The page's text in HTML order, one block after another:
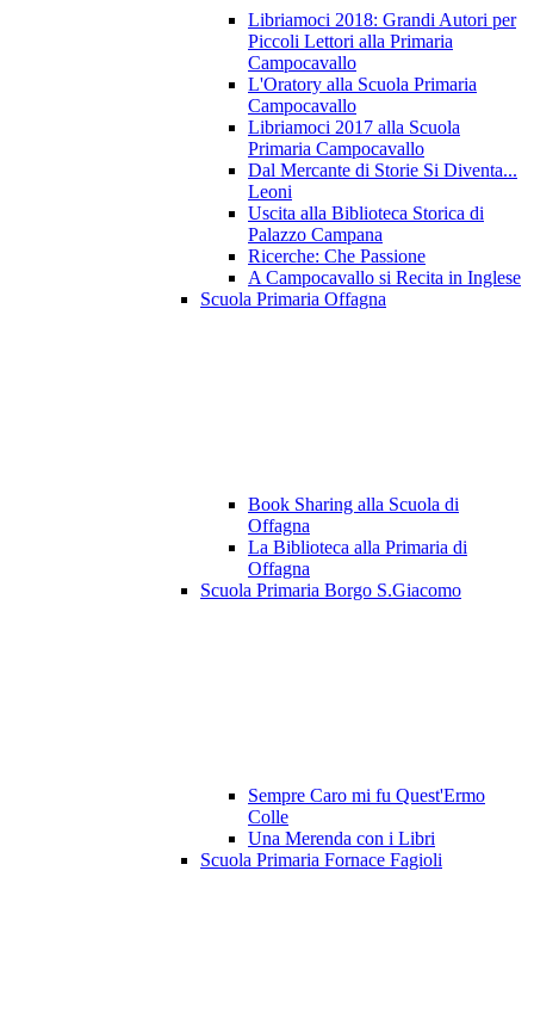
Libriamoci 2018: Grandi Autori per
Piccoli Lettori alla Primaria
Campocavallo
L'Oratory alla Scuola Primaria
Campocavallo
Libriamoci 2017 alla Scuola
Primaria Campocavallo
Dal Mercante di Storie Si Diventa...
Leoni
Uscita alla Biblioteca Storica di
Palazzo Campana
Ricerche: Che Passione
A Campocavallo si Recita in Inglese
Scuola Primaria Offagna
Book Sharing alla Scuola di
Offagna
La Biblioteca alla Primaria di
Offagna
Scuola Primaria Borgo S.Giacomo
Sempre Caro mi fu Quest'Ermo
Colle
Una Merenda con i Libri
Scuola Primaria Fornace Fagioli